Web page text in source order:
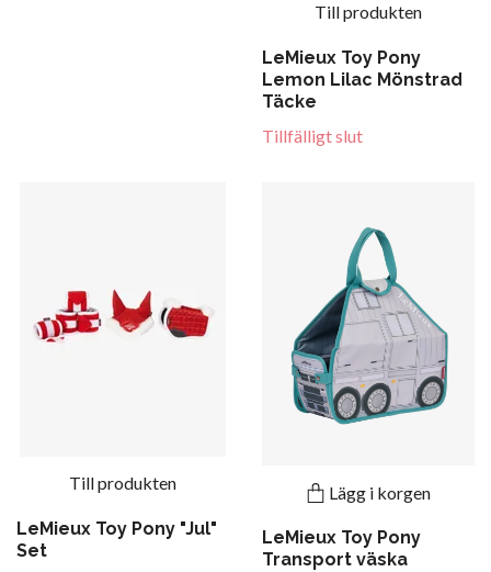
Till produkten
LeMieux Toy Pony
Lemon Lilac Mönstrad
Täcke
Tillfälligt slut
Till produkten
LeMieux Toy Pony "Jul"
Set
Lägg i korgen
LeMieux Toy Pony
Transport väska